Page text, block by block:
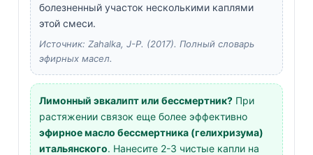
болезненный участок несколькими каплями
этой смеси.
Источник: Zahalka, J-P. (2017). Полный словарь
эфирных масел.
Лимонный эвкалипт или бессмертник? При
растяжении связок еще более эффективно
эфирное масло бессмертника (гелихризума)
итальянского. Нанесите 2-3 чистые капли на